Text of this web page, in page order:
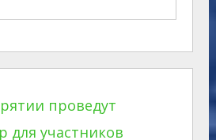
проведут
для участников